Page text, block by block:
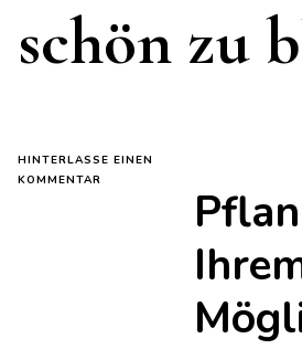
schön zu
HINTERLASSE EINEN
KOMMENTAR